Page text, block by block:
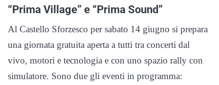
“Prima Village” e “Prima Sound”
Al Castello Sforzesco per sabato 14 giugno si prepara
una giornata gratuita aperta a tutti tra concerti dal
vivo, motori e tecnologia e con uno spazio rally con
simulatore. Sono due gli eventi in programma: